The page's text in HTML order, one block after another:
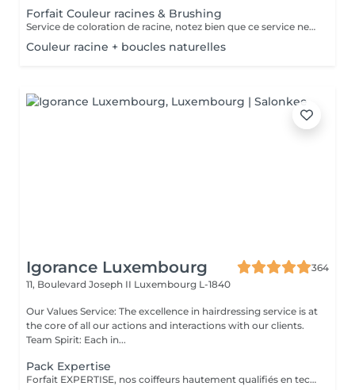
Forfait Couleur racines & Brushing
Service de coloration de racine, notez bien que ce service ne permet pas d‘effectuer d’importants éclaircissements tel qu‘un balayage ou des mèches.
Couleur racine + boucles naturelles
Igorance Luxembourg
364
11, Boulevard Joseph II Luxembourg L-1840
Our Values Service: The excellence in hairdressing service is at
the core of all our actions and interactions with our clients.
Team Spirit: Each in...
Pack Expertise
Forfait EXPERTISE, nos coiffeurs hautement qualifiés en technique anglo-saxonne, en formation continu et diplômés d’une académie anglaise à Paris. Vous offre une séance d’une heure avec votre coach en suivi beauté. Ce pack inclus : 1 h de prestation Un diagnostique personnalisé Shampoing spécifique Haircare Conditioner spécifique Produit de coiffage Coupe Styling Produit de finition